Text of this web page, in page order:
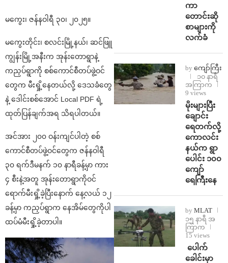
မကွေး၊ ဇန်နဝါရီ ၃၀၊ ၂၀၂၅။
မကွေးတိုင်း၊ စလင်းမြို့နယ်၊ ဆင်ဖြူ
ကျွန်းမြို့အနီးက အုန်းတောရွာနဲ့
ကညှပ်ရွာကို စစ်ကောင်စီတပ်ဖွဲ့ဝင်
တွေက မီးရှို့နေတယ်လို့ ဒေသခံတွေ
နဲ့ ဒေါင်းစစ်အောင် Local PDF ရဲ့
ထုတ်ပြန်ချက်အရ သိရပါတယ်။
အင်အား ၂၀၀ ဝန်းကျင်ပါတဲ့ စစ်
ကောင်စီတပ်ဖွဲ့ဝင်တွေက ဇန်နဝါရီ
၃၀ ရက်ဒီမနက် ၁၀ နာရီခန့်မှာ ကား
၄ စီးနဲ့အတူ အုန်းတောရွာကိုဝင်
ရောက်မီးရှို့ခဲ့ပြီးနောက် နေ့လယ် ၁၂
ခန့်မှာ ကညှပ်ရွာက နေအိမ်တွေကိုပါ
ထပ်မံမီးရှို့ခဲ့တာပါ။
ကာ
တောင်းဆို
စာများကို
လက်ခံ
by ကျော်ကြီး
၁၀ နာရီ
အကြာက
9 views
⁨မိုးများပြီး
ချောင်း
ရေတက်လို့
ကောလင်း
နယ်က ရွာ
ပေါင်း ၁၀၀
ကျော်
ရေကြီးနေ
by MLAT
၁၅ နာရီ အ
ကြာက
15 views
⁩ ⁨ပေါက်
ခေါင်းမှာ